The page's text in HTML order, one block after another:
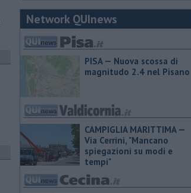
Network QUInews
PISA — Nuova scossa di
magnitudo 2.4 nel Pisano
CAMPIGLIA MARITTIMA —
Via Cerrini, "Mancano
spiegazioni su modi e
tempi"